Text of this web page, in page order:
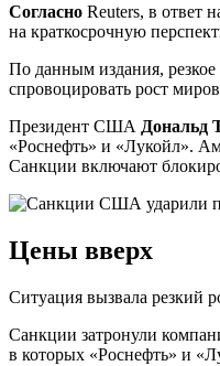
Согласно Reuters, в ответ
на краткосрочную
По данным издания,
спровоцировать рост
Президент США Дональд
«Роснефть» и «Лукойл».
Санкции включают
Цены вверх
Ситуация вызвала резкий
Санкции затронули
в которых «Роснефть» и